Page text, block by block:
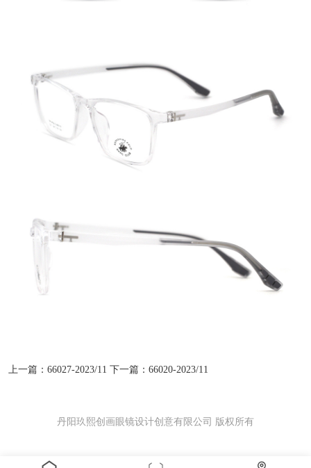
上一篇：66027-2023/11 下一篇：66020-2023/11
丹阳玖熙创画眼镜设计创意有限公司 版权所有